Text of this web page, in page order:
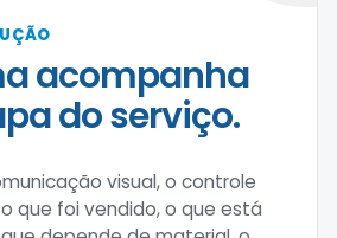
acompanha
do serviço.
visual, o controle
que foi vendido, o que está